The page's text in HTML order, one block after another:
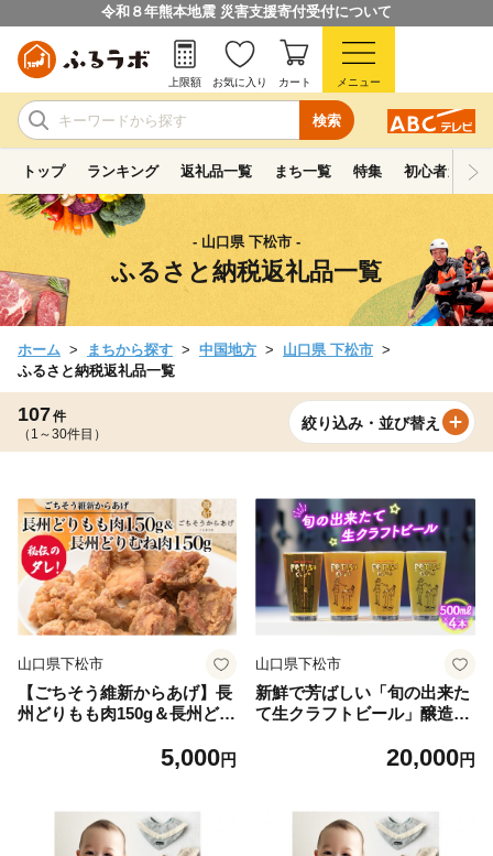
令和８年熊本地震 災害支援寄付受付について
検索
上限額 お気に入り カート メニュー
トップ ランキング 返礼品一覧 まち一覧 特集 初心者ガイド
- 山口県 下松市 -
ふるさと納税返礼品一覧
ホーム まちから探す 中国地方
山口県 下松市
ふるさと納税返礼品一覧
107件
（1～30件目）
絞り込み・並び替え
山口県下松市
【ごちそう維新からあげ】長
州どりもも肉150g＆長州どり
国産どり 簡単調理 レンジ調
理 鶏もも肉 鶏むね肉 ジュー
シー 山口県 夕食 ご当地グル
5,000円
山口県下松市
新鮮で芳ばしい「旬の出来た
て生クラフトビール」醸造所
ール フルーティ クラフトビ
st IPA Rice IPA 下松 山口 ク
ラフト ドリンク フレッシュ
20,000円